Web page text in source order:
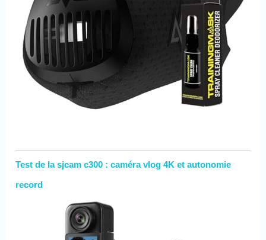
Test de la sjcam c300 : caméra vlog 4K et autonomie
record